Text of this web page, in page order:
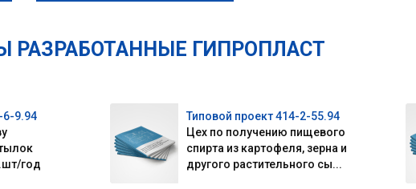
РАЗРАБОТАННЫЕ ГИПРОПЛАСТ
6-9.94
год
Типовой проект 414-2-55.94
Цех по получению пищевого
спирта из картофеля, зерна и
другого растительного сы...